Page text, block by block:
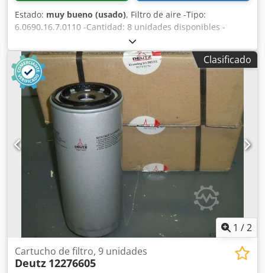
Estado: muy bueno (usado), Filtro de aire -Tipo:
6.0690.16.7.0110 -Cantidad: 8 unidades disponibles -
Precio: por unidad Dcjdpfx Aob A Iwlonkok
Clasificado
1 /2
Cartucho de filtro, 9 unidades
Deutz 12276605